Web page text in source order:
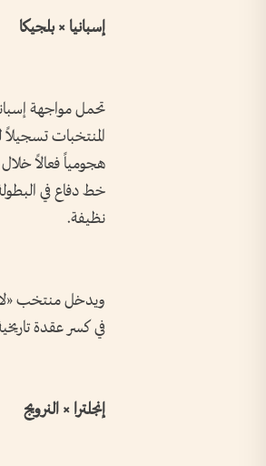
إسبانيا × بلجيكا
تحمل مواجهة
المنتخبات تسجيلاً
هجومياً فعالاً
خط دفاع في
نظيفة.
ويدخل منتخب «لا
في كسر عقدة
إنجلترا × النرويج